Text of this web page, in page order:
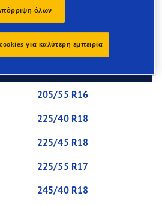
hills and sharp corners, and
205/55 R16
225/40 R18
225/45 R18
225/55 R17
245/40 R18
όλων
για καλύτερη εμπειρία